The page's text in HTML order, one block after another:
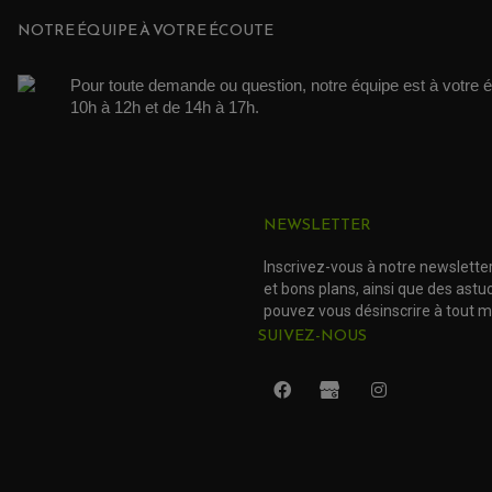
Publié le 07/05/2017 à 15:35(Date de commande : 25/04/2017)
idem
NOTRE ÉQUIPE À VOTRE ÉCOUTE
Pour toute demande ou question, notre équipe est à votre
10h à 12h et de 14h à 17h.
NEWSLETTER
Inscrivez-vous à notre
et bons plans, ainsi que des
pouvez vous désinscrire à tout
SUIVEZ-NOUS